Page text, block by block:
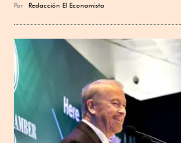
Por Redacción El Economista